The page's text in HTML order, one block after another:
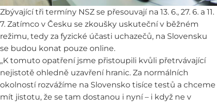
Zbývající tři termíny NSZ se přesouvají na 13. 6., 27. 6. a 11.
7. Zatímco v Česku se zkoušky uskuteční v běžném
režimu, tedy za fyzické účasti uchazečů, na Slovensku
se budou konat pouze online.
„K tomuto opatření jsme přistoupili kvůli přetrvávající
nejistotě ohledně uzavření hranic. Za normálních
okolností rozvážíme na Slovensko tisíce testů a chceme
mít jistotu, že se tam dostanou i nyní – i když ne v